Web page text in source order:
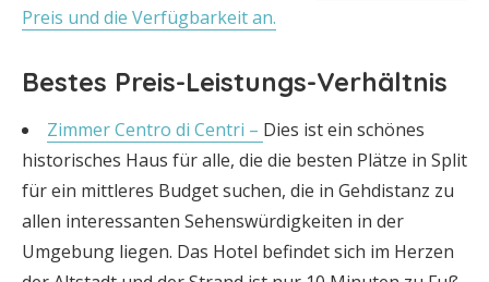
Preis und die Verfügbarkeit an.
Bestes Preis-Leistungs-Verhältnis
Zimmer Centro di Centri – Dies ist ein schönes
historisches Haus für alle, die die besten Plätze in Split
für ein mittleres Budget suchen, die in Gehdistanz zu
allen interessanten Sehenswürdigkeiten in der
Umgebung liegen. Das Hotel befindet sich im Herzen